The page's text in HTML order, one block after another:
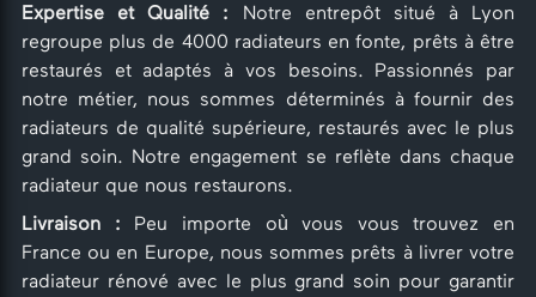
Expertise et Qualité : Notre entrepôt situé à Lyon
regroupe plus de 4000 radiateurs en fonte, prêts à être
restaurés et adaptés à vos besoins. Passionnés par
notre métier, nous sommes déterminés à fournir des
radiateurs de qualité supérieure, restaurés avec le plus
grand soin. Notre engagement se reflète dans chaque
radiateur que nous restaurons.
Livraison : Peu importe où vous vous trouvez en
France ou en Europe, nous sommes prêts à livrer votre
radiateur rénové avec le plus grand soin pour garantir